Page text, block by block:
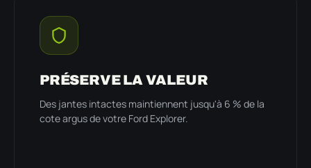
PRÉSERVE LA VALEUR
Des jantes intactes maintiennent jusqu'à 6 % de la
cote argus de votre Ford Explorer.